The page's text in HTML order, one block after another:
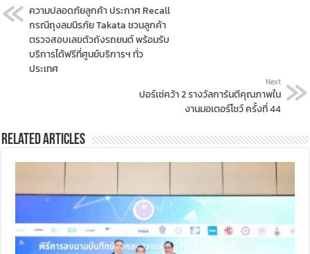
ความปลอดภัยลูกค้า ประกาศ Recall
กรณีถุงลมนิรภัย Takata ชวนลูกค้า
ตรวจสอบเลขตัวถังรถยนต์ พร้อมรับ
บริการได้ฟรีที่ศูนย์บริการฯ ทั่ว
ประเทศ
Next
ปอร์เช่คว้า 2 รางวัลการันตีคุณภาพใน
งานมอเตอร์โชว์ ครั้งที่ 44
Related Articles